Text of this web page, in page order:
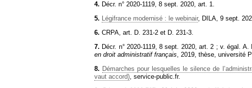
4. Décr. n° 2020-1119, 8 sept. 2020, art. 1.
5. Légifrance modernisé : le webinair, DILA, 9 sept.
6. CRPA, art. D. 231-2 et D. 231-3.
7. Décr. n° 2020-1119, 8 sept. 2020, art. 2 ; v. égal.
en droit administratif français, 2019, thèse, université
8. Démarches pour lesquelles le silence de
vaut accord), service-public.fr.